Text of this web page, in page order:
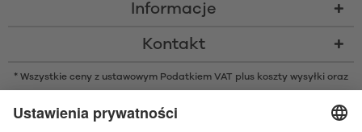
Informacje
Kontakt
* Wszystkie ceny z ustawowym Podatkiem VAT plus koszty wysyłki oraz
* Znak słowny i logo Bluetooth® są zarejestrowanymi znakami